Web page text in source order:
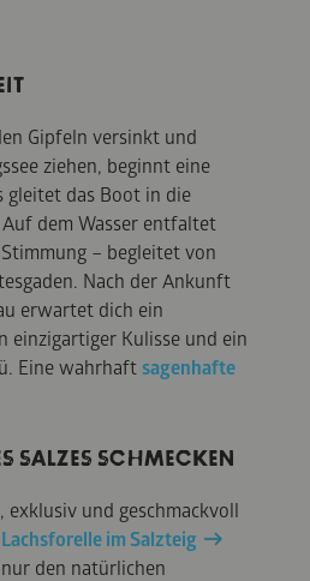
Gipfeln versinkt und
ziehen, beginnt eine
gleitet das Boot in die
dem Wasser entfaltet
– begleitet von
Nach der Ankunft
erwartet dich ein
einzigartiger Kulisse und ein
Eine wahrhaftsagenhafte
SALZES SCHMECKEN
exklusiv und geschmackvoll
im Salzteig
den natürlichen